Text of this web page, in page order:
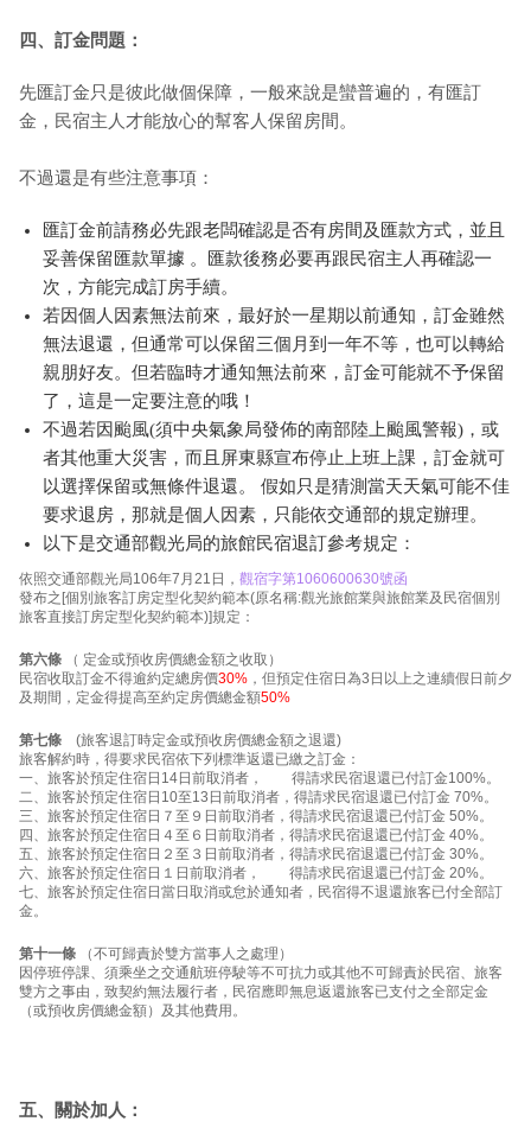
四、訂金問題：
先匯訂金只是彼此做個保障，一般來說是蠻普遍的，有匯訂
金，民宿主人才能放心的幫客人保留房間。
不過還是有些注意事項：
匯訂金前請務必先跟老闆確認是否有房間及匯款方式，並且
妥善保留匯款單據 。匯款後務必要再跟民宿主人再確認一
次，方能完成訂房手續。
若因個人因素無法前來，最好於一星期以前通知，訂金雖然
無法退還，但通常可以保留三個月到一年不等，也可以轉給
親朋好友。但若臨時才通知無法前來，訂金可能就不予保留
了，這是一定要注意的哦！
不過若因颱風(須中央氣象局發佈的南部陸上颱風警報)，或
者其他重大災害，而且屏東縣宣布停止上班上課，訂金就可
以選擇保留或無條件退還。 假如只是猜測當天天氣可能不佳
要求退房，那就是個人因素，只能依交通部的規定辦理。
以下是交通部觀光局的旅館民宿退訂參考規定：
依照交通部觀光局106年7月21日， 觀宿字第1060600630號函
發布之[個別旅客訂房定型化契約範本(原名稱:觀光旅館業與旅館業及民宿個別
旅客直接訂房定型化契約範本)]規定：
第六條 （ 定金或預收房價總金額之收取）
民宿收取訂金不得逾約定總房價30% ，但預定住宿日為3日以上之連續假日前夕
及期間，定金得提高至約定房價總金額50%
第七條 (旅客退訂時定金或預收房價總金額之退還)
旅客解約時，得要求民宿依下列標準返還已繳之訂金：
一、旅客於預定住宿日14日前取消者， 得請求民宿退還已付訂金100%。
二、旅客於預定住宿日10至13日前取消者，得請求民宿退還已付訂金 70%。
三、旅客於預定住宿日７至９日前取消者，得請求民宿退還已付訂金 50%。
四、旅客於預定住宿日４至６日前取消者，得請求民宿退還已付訂金 40%。
五、旅客於預定住宿日２至３日前取消者，得請求民宿退還已付訂金 30%。
六、旅客於預定住宿日１日前取消者， 得請求民宿退還已付訂金 20%。
七、旅客於預定住宿日當日取消或怠於通知者，民宿得不退還旅客已付全部訂
金。
第十一條 （不可歸責於雙方當事人之處理）
因停班停課、須乘坐之交通航班停駛等不可抗力或其他不可歸責於民宿、旅客
雙方之事由，致契約無法履行者，民宿應即無息返還旅客已支付之全部定金
（或預收房價總金額）及其他費用。
五、關於加人：